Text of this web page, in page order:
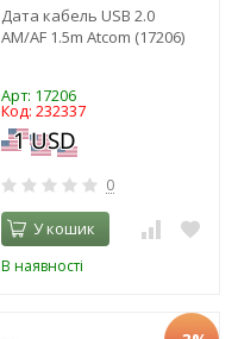
Дата кабель USB 2.0
AM/AF 1.5m Atcom (17206)
Арт: 17206
Код: 232337
0
У кошик
В наявності